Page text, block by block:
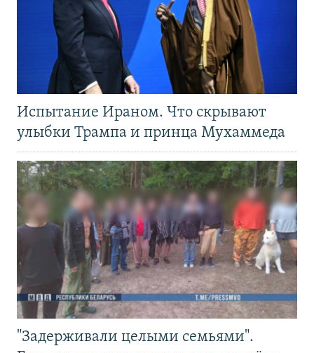
Испытание Ираном. Что скрывают
улыбки Трампа и принца Мухаммеда
"Задерживали целыми семьями".